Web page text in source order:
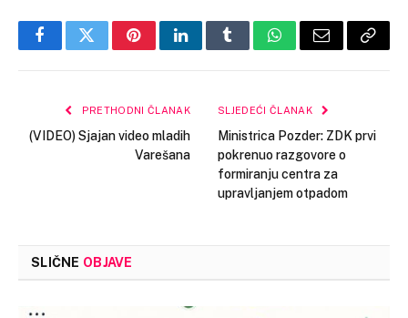
FacebookTwitterPinterestLinkedInTumblrWhatsApp
Email Copy
PRETHODNI ČLANAK
(VIDEO) Sjajan video mladih
Varešana
SLJEDEĆI ČLANAK
Ministrica Pozder: ZDK prvi
pokrenuo razgovore o
formiranju centra za
upravljanjem otpadom
SLIČNE OBJAVE